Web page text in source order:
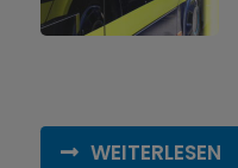
WEITERLESEN